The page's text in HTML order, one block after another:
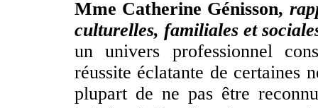
Mme Catherine Génisson,
culturelles, familiales et
un univers professionnel
réussite éclatante de certaines
plupart de ne pas être